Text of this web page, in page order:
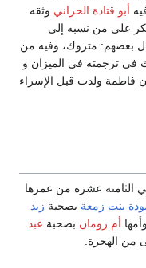
أبو قتادة الحراني وثقه
على من نسبه إلى
بعضهم‏:‏ متروك، وفيه من
في ترجمته في الميزان ‏و
فاطمة ولدت قبل الإسراء
الثامنة عشرة من عمرها
بنت زمعة بصحبة زيد
وأمها أم رومان بصحبة عبد
من الهجرة.